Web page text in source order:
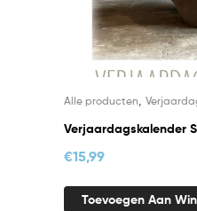
Alle producten
Verjaardagskalender
€15,99
Toevoegen Aan